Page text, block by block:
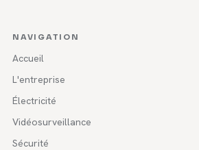
NAVIGATION
Accueil
L'entreprise
Électricité
Vidéosurveillance
Sécurité